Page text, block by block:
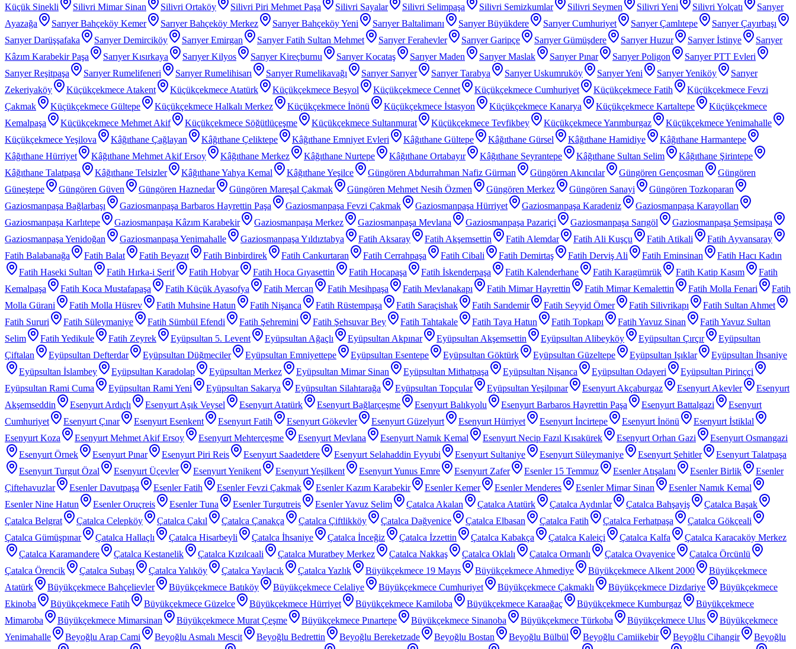
Küçük Sinekli
Silivri Mimar Sinan Silivri Ortaköy Silivri Piri Mehmet Paşa Silivri Sayalar Silivri Selimpaşa Silivri Semizkumlar Silivri Seymen Silivri Yeni Silivri Yolçatı
Sarıyer
Ayazağa
Sarıyer Bahçeköy Kemer Sarıyer Bahçeköy Merkez Sarıyer Bahçeköy Yeni Sarıyer Baltalimanı Sarıyer Büyükdere Sarıyer Cumhuriyet Sarıyer Çamlıtepe
Sarıyer Çayırbaşı
Sarıyer Darüşşafaka
Sarıyer Demirciköy Sarıyer Emirgan Sarıyer Fatih Sultan Mehmet Sarıyer Ferahevler Sarıyer Garipçe Sarıyer Gümüşdere Sarıyer Huzur Sarıyer İstinye
Sarıyer
Kâzım Karabekir Paşa
Sarıyer Kısırkaya Sarıyer Kilyos Sarıyer Kireçburnu Sarıyer Kocataş Sarıyer Maden Sarıyer Maslak Sarıyer Pınar Sarıyer Poligon
Sarıyer PTT Evleri
Sarıyer Reşitpaşa
Sarıyer Rumelifeneri Sarıyer Rumelihisarı Sarıyer Rumelikavağı Sarıyer Sarıyer Sarıyer Tarabya Sarıyer Uskumruköy Sarıyer Yeni Sarıyer Yeniköy
Sarıyer
Zekeriyaköy
Küçükçekmece Atakent Küçükçekmece Atatürk Küçükçekmece Beşyol Küçükçekmece Cennet Küçükçekmece Cumhuriyet Küçükçekmece Fatih
Küçükçekmece Fevzi
Çakmak
Küçükçekmece Gültepe Küçükçekmece Halkalı Merkez Küçükçekmece İnönü Küçükçekmece İstasyon Küçükçekmece Kanarya Küçükçekmece Kartaltepe
Küçükçekmece
Kemalpaşa
Küçükçekmece Mehmet Akif Küçükçekmece Söğütlüçeşme Küçükçekmece Sultanmurat Küçükçekmece Tevfikbey Küçükçekmece Yarımburgaz
Küçükçekmece Yenimahalle
Küçükçekmece Yeşilova
Kâğıthane Çağlayan Kâğıthane Çeliktepe Kâğıthane Emniyet Evleri Kâğıthane Gültepe Kâğıthane Gürsel Kâğıthane Hamidiye
Kâğıthane Harmantepe
Kâğıthane Hürriyet
Kâğıthane Mehmet Akif Ersoy Kâğıthane Merkez Kâğıthane Nurtepe Kâğıthane Ortabayır Kâğıthane Seyrantepe Kâğıthane Sultan Selim
Kâğıthane Şirintepe
Kâğıthane Talatpaşa
Kâğıthane Telsizler Kâğıthane Yahya Kemal Kâğıthane Yeşilce Güngören Abdurrahman Nafiz Gürman Güngören Akıncılar Güngören Gençosman
Güngören
Güneştepe
Güngören Güven Güngören Haznedar Güngören Mareşal Çakmak Güngören Mehmet Nesih Özmen Güngören Merkez Güngören Sanayi
Güngören Tozkoparan
Gaziosmanpaşa Bağlarbaşı
Gaziosmanpaşa Barbaros Hayrettin Paşa Gaziosmanpaşa Fevzi Çakmak Gaziosmanpaşa Hürriyet Gaziosmanpaşa Karadeniz
Gaziosmanpaşa Karayolları
Gaziosmanpaşa Karlıtepe
Gaziosmanpaşa Kâzım Karabekir Gaziosmanpaşa Merkez Gaziosmanpaşa Mevlana Gaziosmanpaşa Pazariçi Gaziosmanpaşa Sarıgöl
Gaziosmanpaşa Şemsipaşa
Gaziosmanpaşa Yenidoğan
Gaziosmanpaşa Yenimahalle Gaziosmanpaşa Yıldıztabya Fatih Aksaray Fatih Akşemsettin Fatih Alemdar Fatih Ali Kuşçu Fatih Atikali
Fatih Ayvansaray
Fatih Balabanağa
Fatih Balat Fatih Beyazıt Fatih Binbirdirek Fatih Cankurtaran Fatih Cerrahpaşa Fatih Cibali Fatih Demirtaş Fatih Derviş Ali Fatih Eminsinan
Fatih Hacı Kadın
Fatih Haseki Sultan
Fatih Hırka-i Şerif Fatih Hobyar Fatih Hoca Gıyasettin Fatih Hocapaşa Fatih İskenderpaşa Fatih Kalenderhane Fatih Karagümrük Fatih Katip Kasım
Fatih
Kemalpaşa
Fatih Koca Mustafapaşa Fatih Küçük Ayasofya Fatih Mercan Fatih Mesihpaşa Fatih Mevlanakapı Fatih Mimar Hayrettin Fatih Mimar Kemalettin Fatih Molla Fenari
Fatih
Molla Gürani
Fatih Molla Hüsrev Fatih Muhsine Hatun Fatih Nişanca Fatih Rüstempaşa Fatih Saraçishak Fatih Sarıdemir Fatih Seyyid Ömer Fatih Silivrikapı
Fatih Sultan Ahmet
Fatih Sururi
Fatih Süleymaniye Fatih Sümbül Efendi Fatih Şehremini Fatih Şehsuvar Bey Fatih Tahtakale Fatih Taya Hatun Fatih Topkapı Fatih Yavuz Sinan
Fatih Yavuz Sultan
Selim
Fatih Yedikule Fatih Zeyrek Eyüpsultan 5. Levent Eyüpsultan Ağaçlı Eyüpsultan Akpınar Eyüpsultan Akşemsettin Eyüpsultan Alibeyköy Eyüpsultan Çırçır
Eyüpsultan
Çiftalan
Eyüpsultan Defterdar Eyüpsultan Düğmeciler Eyüpsultan Emniyettepe Eyüpsultan Esentepe Eyüpsultan Göktürk Eyüpsultan Güzeltepe Eyüpsultan Işıklar
Eyüpsultan İhsaniye
Eyüpsultan İslambey
Eyüpsultan Karadolap Eyüpsultan Merkez Eyüpsultan Mimar Sinan Eyüpsultan Mithatpaşa Eyüpsultan Nişanca Eyüpsultan Odayeri
Eyüpsultan Pirinççi
Eyüpsultan Rami Cuma
Eyüpsultan Rami Yeni Eyüpsultan Sakarya Eyüpsultan Silahtarağa Eyüpsultan Topçular Eyüpsultan Yeşilpınar Esenyurt Akçaburgaz Esenyurt Akevler
Esenyurt
Akşemseddin
Esenyurt Ardıçlı Esenyurt Aşık Veysel Esenyurt Atatürk Esenyurt Bağlarçeşme Esenyurt Balıkyolu Esenyurt Barbaros Hayrettin Paşa Esenyurt Battalgazi
Esenyurt
Cumhuriyet
Esenyurt Çınar Esenyurt Esenkent Esenyurt Fatih Esenyurt Gökevler Esenyurt Güzelyurt Esenyurt Hürriyet Esenyurt İncirtepe Esenyurt İnönü
Esenyurt İstiklal
Esenyurt Koza
Esenyurt Mehmet Akif Ersoy Esenyurt Mehterçeşme Esenyurt Mevlana Esenyurt Namık Kemal Esenyurt Necip Fazıl Kısakürek Esenyurt Orhan Gazi
Esenyurt Osmangazi
Esenyurt Örnek
Esenyurt Pınar Esenyurt Piri Reis Esenyurt Saadetdere Esenyurt Selahaddin Eyyubi Esenyurt Sultaniye Esenyurt Süleymaniye Esenyurt Şehitler
Esenyurt Talatpaşa
Esenyurt Turgut Özal
Esenyurt Üçevler Esenyurt Yenikent Esenyurt Yeşilkent Esenyurt Yunus Emre Esenyurt Zafer Esenler 15 Temmuz Esenler Atışalanı Esenler Birlik
Esenler
Çiftehavuzlar
Esenler Davutpaşa Esenler Fatih Esenler Fevzi Çakmak Esenler Kazım Karabekir Esenler Kemer Esenler Menderes Esenler Mimar Sinan
Esenler Namık Kemal
Esenler Nine Hatun
Esenler Oruçreis Esenler Tuna Esenler Turgutreis Esenler Yavuz Selim Çatalca Akalan Çatalca Atatürk Çatalca Aydınlar Çatalca Bahşayiş
Çatalca Başak
Çatalca Belgrat
Çatalca Celepköy Çatalca Çakıl Çatalca Çanakça Çatalca Çiftlikköy Çatalca Dağyenice Çatalca Elbasan Çatalca Fatih Çatalca Ferhatpaşa
Çatalca Gökçeali
Çatalca Gümüşpınar
Çatalca Hallaçlı Çatalca Hisarbeyli Çatalca İhsaniye Çatalca İnceğiz Çatalca İzzettin Çatalca Kabakça Çatalca Kaleiçi Çatalca Kalfa
Çatalca Karacaköy Merkez
Çatalca Karamandere
Çatalca Kestanelik Çatalca Kızılcaali Çatalca Muratbey Merkez Çatalca Nakkaş Çatalca Oklalı Çatalca Ormanlı Çatalca Ovayenice
Çatalca Örcünlü
Çatalca Örencik
Çatalca Subaşı Çatalca Yalıköy Çatalca Yaylacık Çatalca Yazlık Büyükçekmece 19 Mayıs Büyükçekmece Ahmediye Büyükçekmece Alkent 2000
Büyükçekmece
Atatürk
Büyükçekmece Bahçelievler Büyükçekmece Batıköy Büyükçekmece Celaliye Büyükçekmece Cumhuriyet Büyükçekmece Çakmaklı Büyükçekmece Dizdariye
Büyükçekmece
Ekinoba
Büyükçekmece Fatih Büyükçekmece Güzelce Büyükçekmece Hürriyet Büyükçekmece Kamiloba Büyükçekmece Karaağaç Büyükçekmece Kumburgaz
Büyükçekmece
Mimaroba
Büyükçekmece Mimarsinan Büyükçekmece Murat Çeşme Büyükçekmece Pınartepe Büyükçekmece Sinanoba Büyükçekmece Türkoba Büyükçekmece Ulus
Büyükçekmece
Yenimahalle
Beyoğlu Arap Cami Beyoğlu Asmalı Mescit Beyoğlu Bedrettin Beyoğlu Bereketzade Beyoğlu Bostan Beyoğlu Bülbül Beyoğlu Camiikebir Beyoğlu Cihangir
Beyoğlu